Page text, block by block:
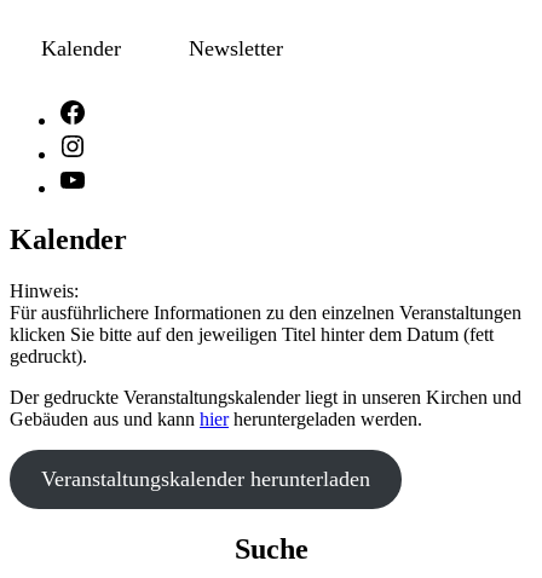
Kalender Newsletter
Kalender
Hinweis:
Für ausführlichere Informationen zu den einzelnen Veranstaltungen
klicken Sie bitte auf den jeweiligen Titel hinter dem Datum (fett
gedruckt).
Der gedruckte Veranstaltungskalender liegt in unseren Kirchen und
Gebäuden aus und kann hierheruntergeladen werden.
Veranstaltungskalender herunterladen
Suche